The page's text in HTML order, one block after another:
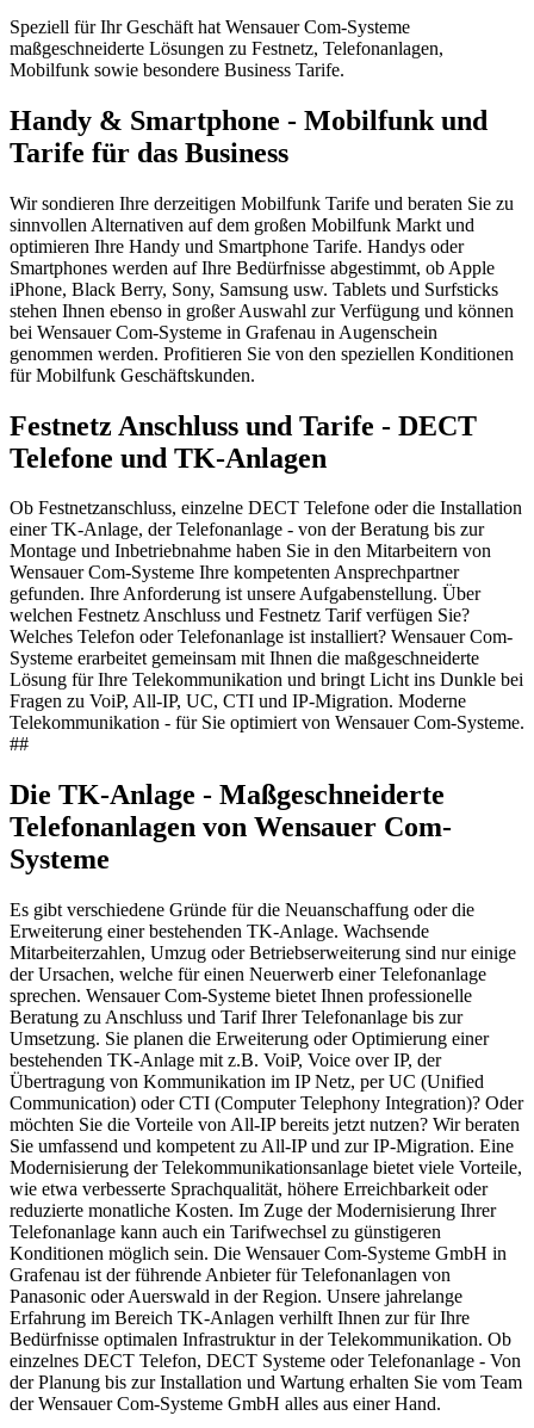
Speziell für Ihr Geschäft hat Wensauer Com-Systeme
maßgeschneiderte Lösungen zu Festnetz, Telefonanlagen,
Mobilfunk sowie besondere Business Tarife.
Handy & Smartphone - Mobilfunk und
Tarife für das Business
Wir sondieren Ihre derzeitigen Mobilfunk Tarife und beraten Sie zu
sinnvollen Alternativen auf dem großen Mobilfunk Markt und
optimieren Ihre Handy und Smartphone Tarife. Handys oder
Smartphones werden auf Ihre Bedürfnisse abgestimmt, ob Apple
iPhone, Black Berry, Sony, Samsung usw. Tablets und Surfsticks
stehen Ihnen ebenso in großer Auswahl zur Verfügung und können
bei Wensauer Com-Systeme in Grafenau in Augenschein
genommen werden. Profitieren Sie von den speziellen Konditionen
für Mobilfunk Geschäftskunden.
Festnetz Anschluss und Tarife - DECT
Telefone und TK-Anlagen
Ob Festnetzanschluss, einzelne DECT Telefone oder die Installation
einer TK-Anlage, der Telefonanlage - von der Beratung bis zur
Montage und Inbetriebnahme haben Sie in den Mitarbeitern von
Wensauer Com-Systeme Ihre kompetenten Ansprechpartner
gefunden. Ihre Anforderung ist unsere Aufgabenstellung. Über
welchen Festnetz Anschluss und Festnetz Tarif verfügen Sie?
Welches Telefon oder Telefonanlage ist installiert? Wensauer Com-
Systeme erarbeitet gemeinsam mit Ihnen die maßgeschneiderte
Lösung für Ihre Telekommunikation und bringt Licht ins Dunkle bei
Fragen zu VoiP, All-IP, UC, CTI und IP-Migration. Moderne
Telekommunikation - für Sie optimiert von Wensauer Com-Systeme.
##
Die TK-Anlage - Maßgeschneiderte
Telefonanlagen von Wensauer Com-
Systeme
Es gibt verschiedene Gründe für die Neuanschaffung oder die
Erweiterung einer bestehenden TK-Anlage. Wachsende
Mitarbeiterzahlen, Umzug oder Betriebserweiterung sind nur einige
der Ursachen, welche für einen Neuerwerb einer Telefonanlage
sprechen. Wensauer Com-Systeme bietet Ihnen professionelle
Beratung zu Anschluss und Tarif Ihrer Telefonanlage bis zur
Umsetzung. Sie planen die Erweiterung oder Optimierung einer
bestehenden TK-Anlage mit z.B. VoiP, Voice over IP, der
Übertragung von Kommunikation im IP Netz, per UC (Unified
Communication) oder CTI (Computer Telephony Integration)? Oder
möchten Sie die Vorteile von All-IP bereits jetzt nutzen? Wir beraten
Sie umfassend und kompetent zu All-IP und zur IP-Migration. Eine
Modernisierung der Telekommunikationsanlage bietet viele Vorteile,
wie etwa verbesserte Sprachqualität, höhere Erreichbarkeit oder
reduzierte monatliche Kosten. Im Zuge der Modernisierung Ihrer
Telefonanlage kann auch ein Tarifwechsel zu günstigeren
Konditionen möglich sein. Die Wensauer Com-Systeme GmbH in
Grafenau ist der führende Anbieter für Telefonanlagen von
Panasonic oder Auerswald in der Region. Unsere jahrelange
Erfahrung im Bereich TK-Anlagen verhilft Ihnen zur für Ihre
Bedürfnisse optimalen Infrastruktur in der Telekommunikation. Ob
einzelnes DECT Telefon, DECT Systeme oder Telefonanlage - Von
der Planung bis zur Installation und Wartung erhalten Sie vom Team
der Wensauer Com-Systeme GmbH alles aus einer Hand.